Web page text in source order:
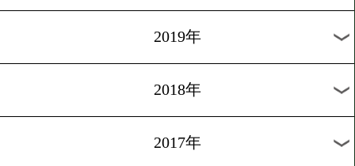
2021年
2020年